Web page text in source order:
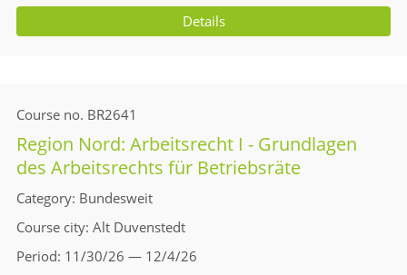
Details
Course no. BR2641
Region Nord: Arbeitsrecht I - Grundlagen
des Arbeitsrechts für Betriebsräte
Category Bundesweit
Course city Alt Duvenstedt
Period 11/30/26 — 12/4/26